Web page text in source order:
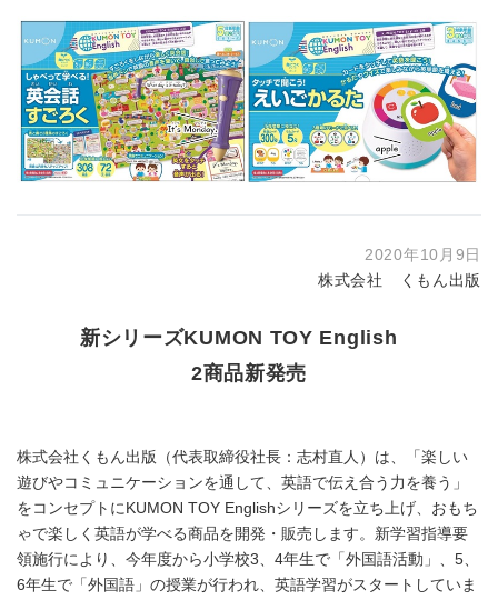
2020年10月9日
株式会社 くもん出版
新シリーズKUMON TOY English
2商品新発売
株式会社くもん出版（代表取締役社長：志村直人）は、「楽しい
遊びやコミュニケーションを通して、英語で伝え合う力を養う」
をコンセプトにKUMON TOY Englishシリーズを立ち上げ、おもち
ゃで楽しく英語が学べる商品を開発・販売します。新学習指導要
領施行により、今年度から小学校3、4年生で「外国語活動」、5、
6年生で「外国語」の授業が行われ、英語学習がスタートしていま